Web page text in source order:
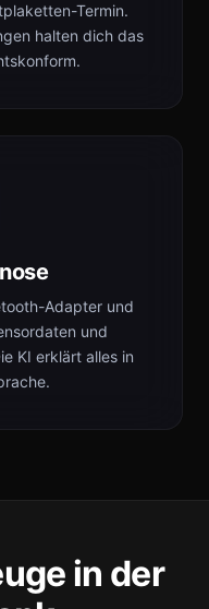
Termin.
halten dich das
Adapter und
und
KI erklärt alles in
in der